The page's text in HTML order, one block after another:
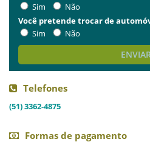
Sim
Não
Você pretende trocar de
Sim
Não
Telefones
(51) 3362-4875
Formas de pagamento